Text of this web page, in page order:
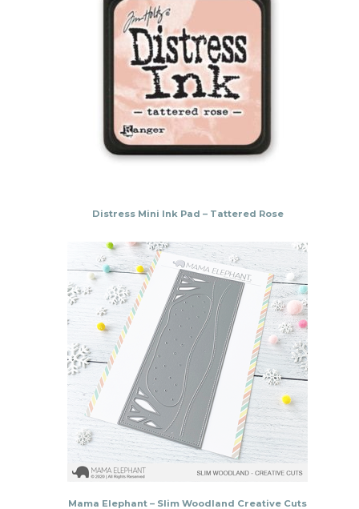
Distress Mini Ink Pad – Tattered Rose
Mama Elephant – Slim Woodland Creative Cuts